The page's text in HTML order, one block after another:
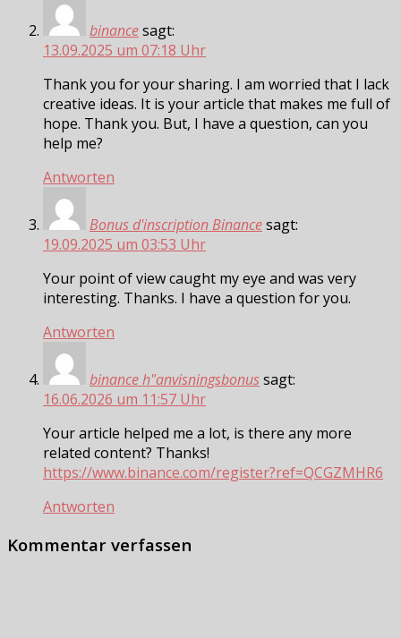
binancesagt:
13.09.2025 um 07:18 Uhr
Thank you for your sharing. I am worried that I lack
creative ideas. It is your article that makes me full of
hope. Thank you. But, I have a question, can you
help me?
Antworten
Bonus d'inscription Binancesagt:
19.09.2025 um 03:53 Uhr
Your point of view caught my eye and was very
interesting. Thanks. I have a question for you.
Antworten
binance h"anvisningsbonussagt:
16.06.2026 um 11:57 Uhr
Your article helped me a lot, is there any more
related content? Thanks!
https://www.binance.com/register?ref=QCGZMHR6
Antworten
Kommentar verfassen